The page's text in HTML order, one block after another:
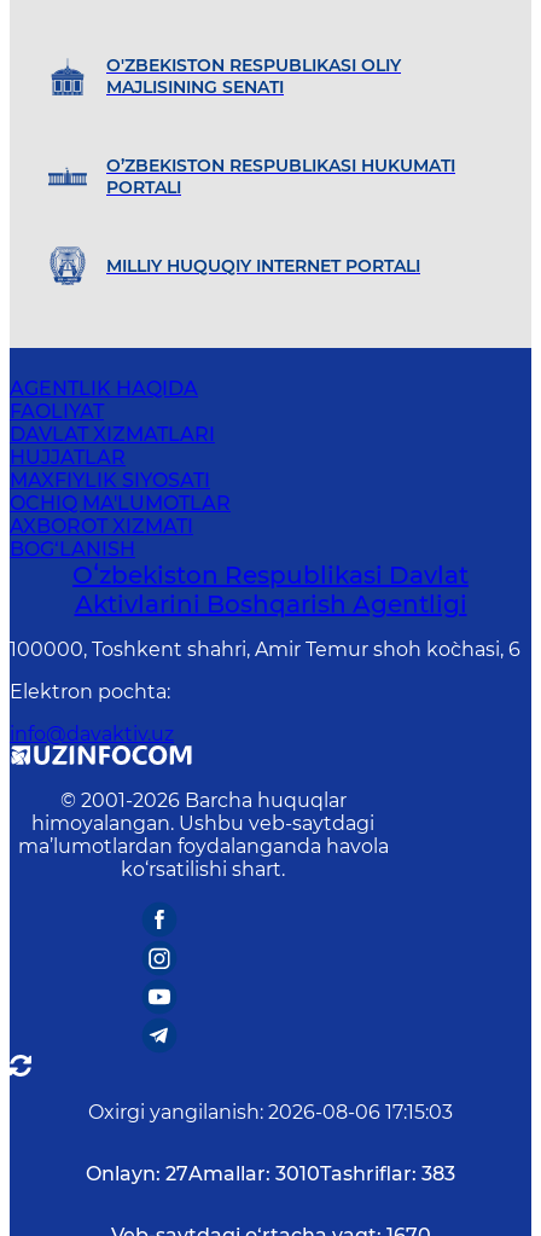
O'ZBEKISTON RESPUBLIKASI OLIY
MAJLISINING SENATI
O’ZBEKISTON RESPUBLIKASI HUKUMATI
PORTALI
MILLIY HUQUQIY INTERNET PORTALI
AGENTLIK HAQIDA
FAOLIYAT
DAVLAT XIZMATLARI
HUJJATLAR
MAXFIYLIK SIYOSATI
OCHIQ MA'LUMOTLAR
AXBOROT XIZMATI
BOG‘LANISH
Oʻzbekiston Respublikasi Davlat
Aktivlarini Boshqarish Agentligi
100000, Toshkent shahri, Amir Temur shoh ko`chasi, 6
Elektron pochta:
info@davaktiv.uz
© 2001-2026 Barcha huquqlar
himoyalangan. Ushbu veb-saytdagi
ma’lumotlardan foydalanganda havola
ko‘rsatilishi shart.
Oxirgi yangilanish: 2026-08-06 17:15:03
Onlayn: 27Amallar: 3010Tashriflar: 383